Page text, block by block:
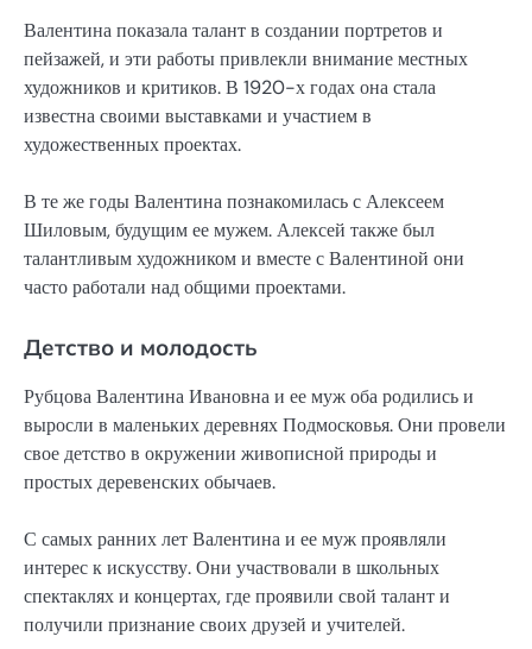
Валентина показала талант в создании портретов и
пейзажей, и эти работы привлекли внимание местных
художников и критиков. В 1920-х годах она стала
известна своими выставками и участием в
художественных проектах.
В те же годы Валентина познакомилась с Алексеем
Шиловым, будущим ее мужем. Алексей также был
талантливым художником и вместе с Валентиной они
часто работали над общими проектами.
Детство и молодость
Рубцова Валентина Ивановна и ее муж оба родились и
выросли в маленьких деревнях Подмосковья. Они провели
свое детство в окружении живописной природы и
простых деревенских обычаев.
С самых ранних лет Валентина и ее муж проявляли
интерес к искусству. Они участвовали в школьных
спектаклях и концертах, где проявили свой талант и
получили признание своих друзей и учителей.